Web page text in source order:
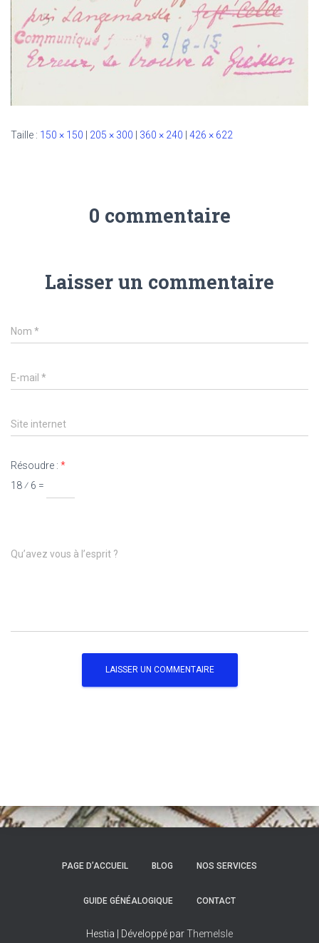
Taille : 150 × 150 205 × 300 360 × 240 426 × 622
0 commentaire
Laisser un commentaire
Nom *
E-mail *
Site internet
Résoudre : *
18 ⁄ 6 =
Qu’avez vous à l’esprit ?
PAGE D’ACCUEIL BLOG NOS SERVICES
GUIDE GÉNÉALOGIQUE CONTACT
Hestia | Développé parThemeIsle